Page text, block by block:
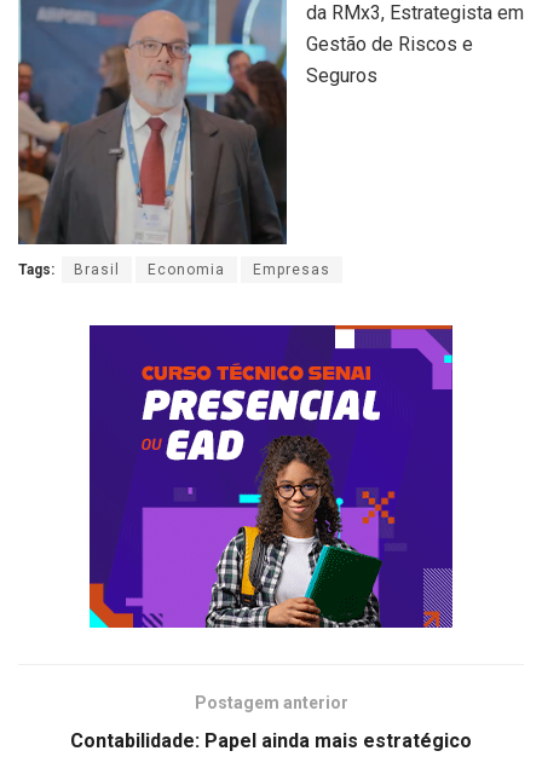
da RMx3, Estrategista em
Gestão de Riscos e
Seguros
Tags: Brasil Economia Empresas
Postagem anterior
Contabilidade: Papel ainda mais estratégico